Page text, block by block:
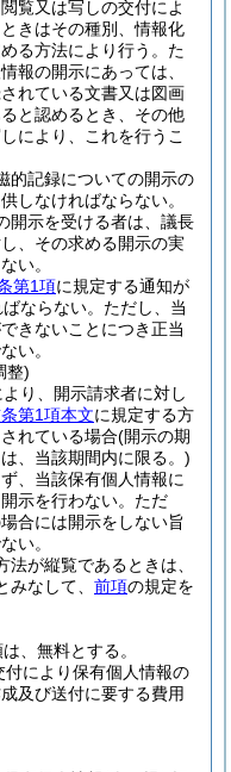
覧又は写しの交付によ
きはその種別、情報化
る方法により行う。 た
報の開示にあっては、
れている文書又は図画
と認めるとき、その他
により、これを行うこ
的記録についての開示の
しなければならない。
開示を受ける者は、議長
、その求める開示の実
い。
第1項に規定する通知が
ならない。 ただし、当
きないことにつき正当
い。
整)
り、開示請求者に対し
第1項本文に規定する方
れている場合(開示の期
、当該期間内に限る。)
、当該保有個人情報に
示を行わない。 ただ
合には開示をしない旨
い。
が縦覧であるときは、
みなして、 前項の規定を
、無料とする。
付により保有個人情報の
及び送付に要する費用